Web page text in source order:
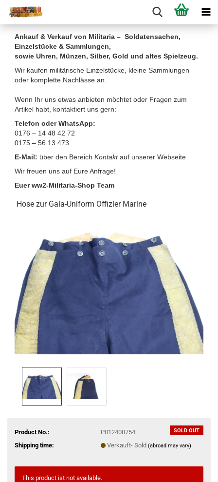
Ankauf & Verkauf von Militaria – Soldatensachen,
Einzelstücke & Sammlungen,
sowie Uhren, Münzen, Silber, Gold und altes Spielzeug.
Wir kaufen militärische Einzelstücke, kleine Sammlungen
oder komplette Nachlässe an.
Wenn Ihr uns etwas anbieten möchtet oder Fragen zum
Artikel habt, kontaktiert uns gern:
Telefon oder WhatsApp:
0176 – 14 48 42 72
0175 – 56 13 473
E-Mail: über den Bereich Kontakt auf unserer Webseite
Wir freuen uns auf Eure Anfrage!
Euer ww2-Militaria-Shop Team
Hose zur Gala-Uniform Offizier Marine
SOLD OUT
Product No.:
P012400754
Shipping time:
Verkauft- Sold (abroad may vary)
This product ist not available.